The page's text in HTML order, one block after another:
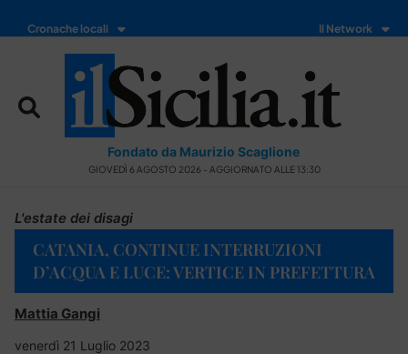
Cronache locali Il Network
Fondato da Maurizio Scaglione
GIOVEDÌ 6 AGOSTO 2026 - AGGIORNATO ALLE 13:30
L'estate dei disagi
CATANIA, CONTINUE INTERRUZIONI
D’ACQUA E LUCE: VERTICE IN PREFETTURA
Mattia Gangi
venerdì 21 Luglio 2023